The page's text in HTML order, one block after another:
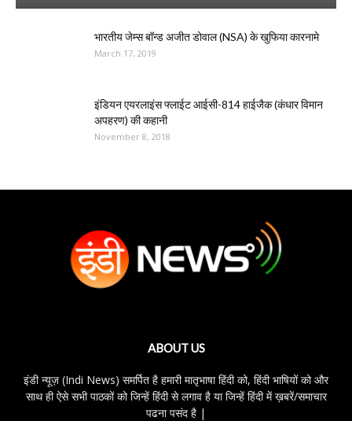
भारतीय जेम्स बॉन्ड अजीत डोवाल (NSA) के खुफिया कारनामे
March 17, 2019
इंडियन एयरलाइंस फ्लाईट आईसी-814 हाईजैक (कंधार विमान
अपहरण) की कहानी
November 8, 2018
ABOUT US
इंडी न्यूज़ (Indi News) समर्पित है हमारी मातृभाषा हिंदी को, हिंदी भाषियों को और
साथ ही ऐसे सभी पाठकों को जिन्हें हिंदी से लगाव है या जिन्हें हिंदी में ख़बरें/समाचार
पढना पसंद है |